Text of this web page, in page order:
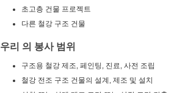
초고층 건물 프로젝트
다른 철강 구조 건물
우리 의 봉사 범위
구조용 철강 제조, 페인팅, 진료, 사전 조립
철강 전조 구조 건물의 설계, 제조 및 설치